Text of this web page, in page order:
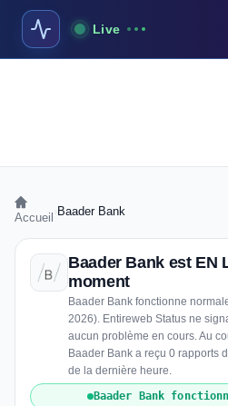
Live
Accueil Baader Bank
Baader Bank est EN
moment
Baader Bank fonctionne
2026). Entireweb Status ne
aucun problème en cours. Au
Baader Bank a reçu 0 rapports
de la dernière heure.
Baader Bank